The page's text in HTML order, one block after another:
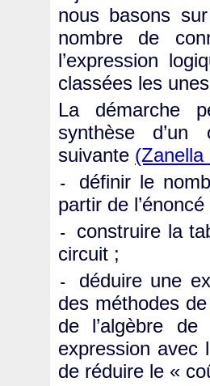
nous basons
nombre de
l’expression
classées les
La démarche
synthèse
suivante (Zanella
- définir le
partir de l’énoncé
- construire la
circuit ;
- déduire une
des méthodes
de l’algèbre
expression avec
de réduire le «